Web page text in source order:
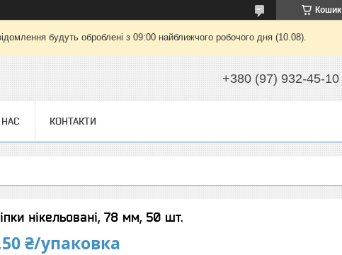
Кошик
будуть оброблені з 09:00 найближчого робочого дня (10.08).
+380 (97) 932-45-10
КОНТАКТИ
нікельовані, 78 мм, 50 шт.
₴/упаковка